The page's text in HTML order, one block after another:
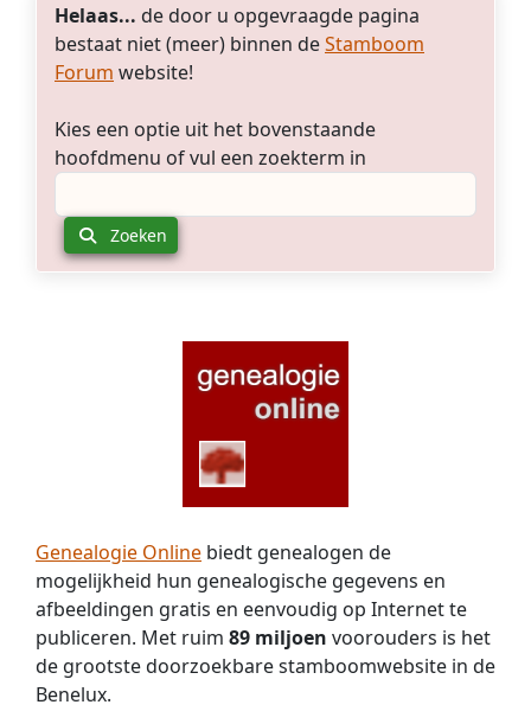
Helaas... de door u opgevraagde pagina
bestaat niet (meer) binnen deStamboom
Forum website!
Kies een optie uit het bovenstaande
hoofdmenu of vul een zoekterm in
Zoeken
Genealogie Online biedt genealogen de
mogelijkheid hun genealogische gegevens en
afbeeldingen gratis en eenvoudig op Internet te
publiceren. Met ruim 89 miljoen voorouders is het
de grootste doorzoekbare stamboomwebsite in de
Benelux.